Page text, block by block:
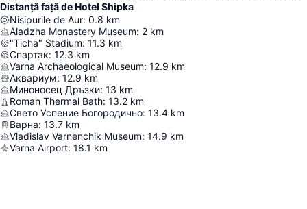
Distanță față de Hotel Shipka
Nisipurile de Aur: 0.8 km
Aladzha Monastery Museum: 2 km
"Ticha" Stadium: 11.3 km
Спартак: 12.3 km
Varna Archaeological Museum: 12.9 km
Аквариум: 12.9 km
Миноносец Дръзки: 13 km
Roman Thermal Bath: 13.2 km
Свето Успение Богородично: 13.4 km
Варна: 13.7 km
Vladislav Varnenchik Museum: 14.9 km
Varna Airport: 18.1 km